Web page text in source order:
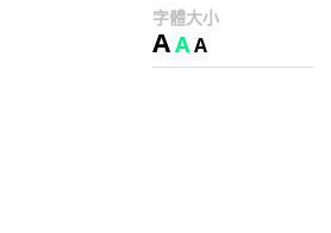
字體大小
AAA